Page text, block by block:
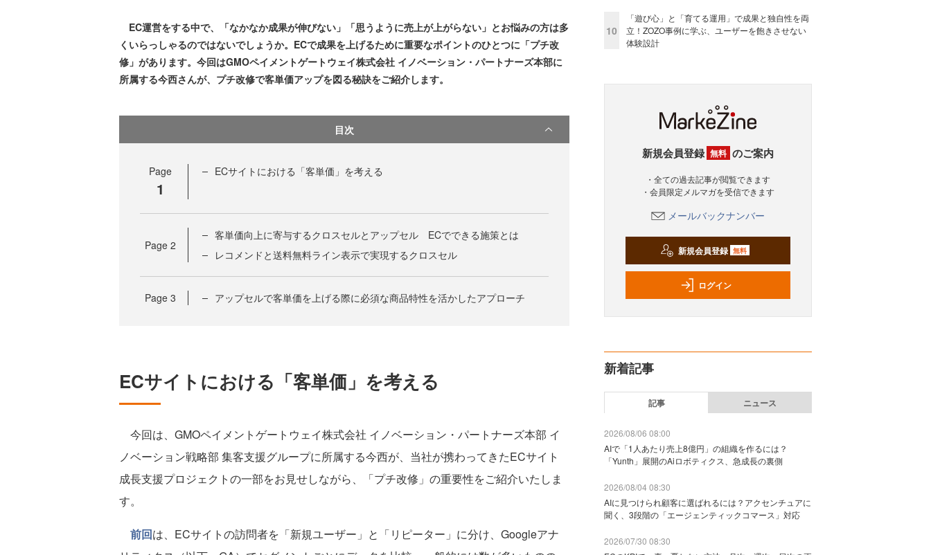
EC運営をする中で、「なかなか成果が伸びない」「思うように売上が上がらない」とお悩みの方は多
くいらっしゃるのではないでしょうか。ECで成果を上げるために重要なポイントのひとつに「プチ改
修」があります。今回はGMOペイメントゲートウェイ株式会社 イノベーション・パートナーズ本部に
所属する今西さんが、プチ改修で客単価アップを図る秘訣をご紹介します。
目次
Page
1
ECサイトにおける「客単価」を考える
Page 2
客単価向上に寄与するクロスセルとアップセル ECでできる施策とは
レコメンドと送料無料ライン表示で実現するクロスセル
Page 3 アップセルで客単価を上げる際に必須な商品特性を活かしたアプローチ
ECサイトにおける「客単価」を考える
今回は、GMOペイメントゲートウェイ株式会社 イノベーション・パートナーズ本部 イ
ノベーション戦略部 集客支援グループに所属する今西が、当社が携わってきたECサイト
成長支援プロジェクトの一部をお見せしながら、「プチ改修」の重要性をご紹介いたしま
す。
前回は、ECサイトの訪問者を「新規ユーザー」と「リピーター」に分け、Googleアナ
10
「遊び心」と「育てる運用」で成果と独自性を両
立！ZOZO事例に学ぶ、ユーザーを飽きさせない
体験設計
新規会員登録 無料 のご案内
・全ての過去記事が閲覧できます
・会員限定メルマガを受信できます
メールバックナンバー
新規会員登録 無料
ログイン
新着記事
記事 ニュース
2026/08/06 08:00
AIで「1人あたり売上8億円」の組織を作るには？
「Yunth」展開のAiロボティクス、急成長の裏側
2026/08/04 08:30
AIに見つけられ顧客に選ばれるには？アクセンチュアに
聞く、3段階の「エージェンティックコマース」対応
2026/07/30 08:30